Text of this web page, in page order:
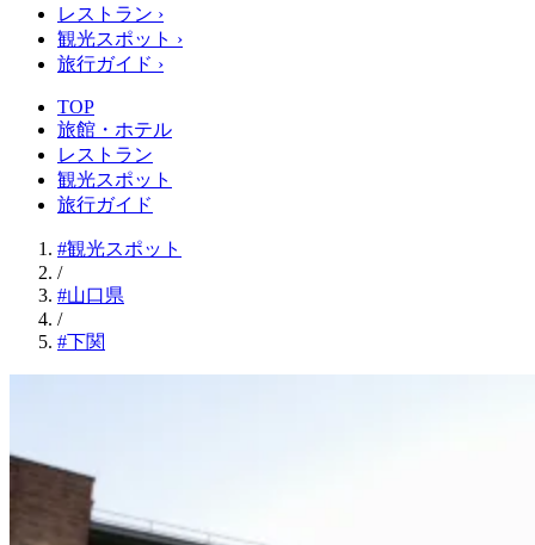
レストラン ›
観光スポット ›
旅行ガイド ›
TOP
旅館・ホテル
レストラン
観光スポット
旅行ガイド
#観光スポット
/
#山口県
/
#下関